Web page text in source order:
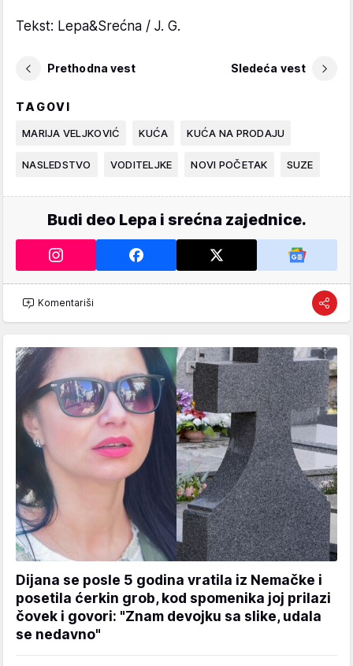
Tekst: Lepa&Srećna / J. G.
Prethodna vest Sledeća vest
TAGOVI
MARIJA VELJKOVIĆ KUĆA KUĆA NA PRODAJU
NASLEDSTVO VODITELJKE NOVI POČETAK SUZE
Budi deo Lepa i srećna zajednice.
Komentariši
Dijana se posle 5 godina vratila iz Nemačke i
posetila ćerkin grob, kod spomenika joj prilazi
čovek i govori: "Znam devojku sa slike, udala
se nedavno"